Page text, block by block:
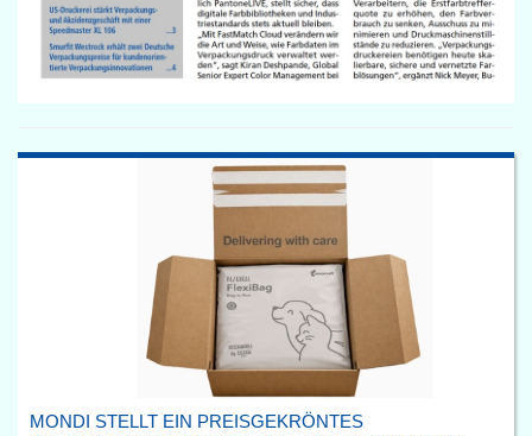
MONDI STELLT EIN PREISGEKRÖNTES